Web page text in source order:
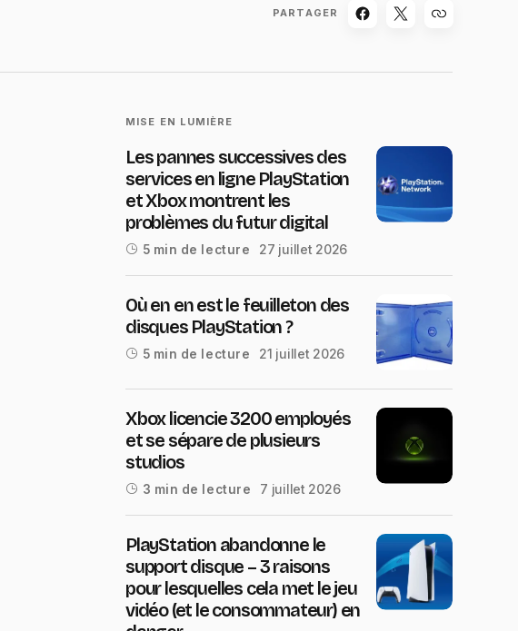
PARTAGER
MISE EN LUMIÈRE
Les pannes successives des
services en ligne PlayStation
et Xbox montrent les
problèmes du futur digital
5 min de lecture 27 juillet 2026
Où en en est le feuilleton des
disques PlayStation ?
5 min de lecture 21 juillet 2026
Xbox licencie 3200 employés
et se sépare de plusieurs
studios
3 min de lecture 7 juillet 2026
PlayStation abandonne le
support disque – 3 raisons
pour lesquelles cela met le jeu
vidéo (et le consommateur) en